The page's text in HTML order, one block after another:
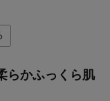
らかふっくら肌
！